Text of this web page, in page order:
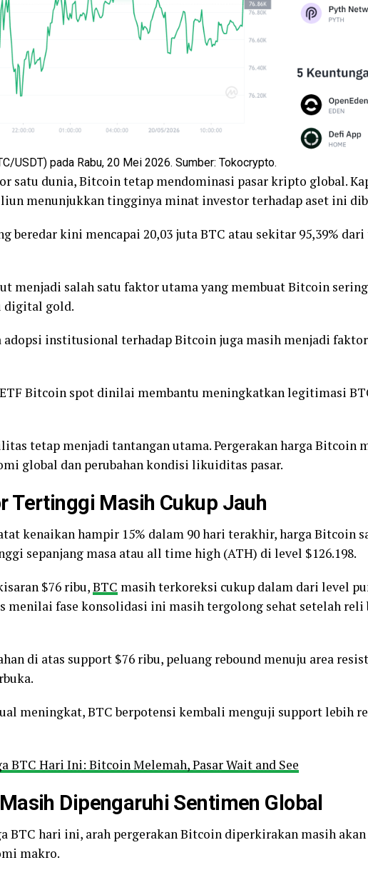
USDT) pada Rabu, 20 Mei 2026. Sumber: Tokocrypto.
satu dunia, Bitcoin tetap mendominasi pasar kripto global.
menunjukkan tingginya minat investor terhadap aset ini
beredar kini mencapai 20,03 juta BTC atau sekitar 95,39%
menjadi salah satu faktor utama yang membuat Bitcoin
digital gold.
institusional terhadap Bitcoin juga masih menjadi
Bitcoin spot dinilai membantu meningkatkan legitimasi
tetap menjadi tantangan utama. Pergerakan harga Bitcoin
global dan perubahan kondisi likuiditas pasar.
Tertinggi Masih Cukup Jauh
kenaikan hampir 15% dalam 90 hari terakhir, harga Bitcoin
sepanjang masa atau all time high (ATH) di level $126.198.
$76 ribu,BTC masih terkoreksi cukup dalam dari level
menilai fase konsolidasi ini masih tergolong sehat setelah reli
di atas support $76 ribu, peluang rebound menuju area
meningkat, BTC berpotensi kembali menguji support lebih
BTC Hari Ini: Bitcoin Melemah, Pasar Wait and See
Dipengaruhi Sentimen Global
BTC hari ini, arah pergerakan Bitcoin diperkirakan masih
makro.